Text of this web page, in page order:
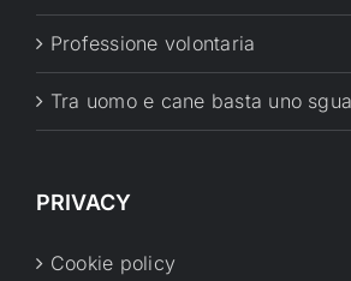
Professione volontaria
Tra uomo e cane basta uno
PRIVACY
Cookie policy